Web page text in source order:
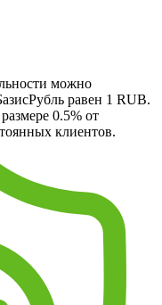
можно
равен 1 RUB.
0.5% от
клиентов.